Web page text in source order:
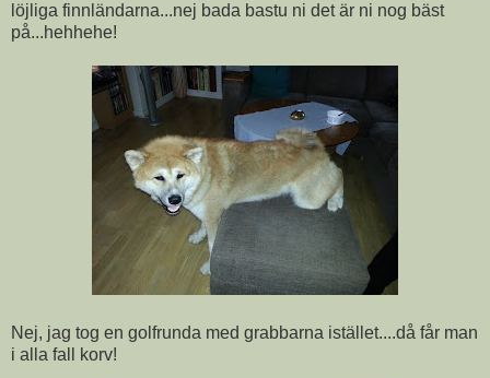
löjliga finnländarna...nej bada bastu ni det är ni nog bäst
på...hehhehe!
Nej, jag tog en golfrunda med grabbarna istället....då får man
i alla fall korv!